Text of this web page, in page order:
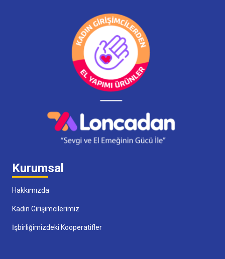
Kurumsal
Hakkımızda
Kadın Girişimcilerimiz
İşbirliğimizdeki Kooperatifler